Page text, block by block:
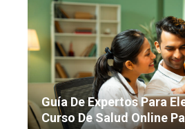
Guía De Expertos Para
Curso De Salud Online